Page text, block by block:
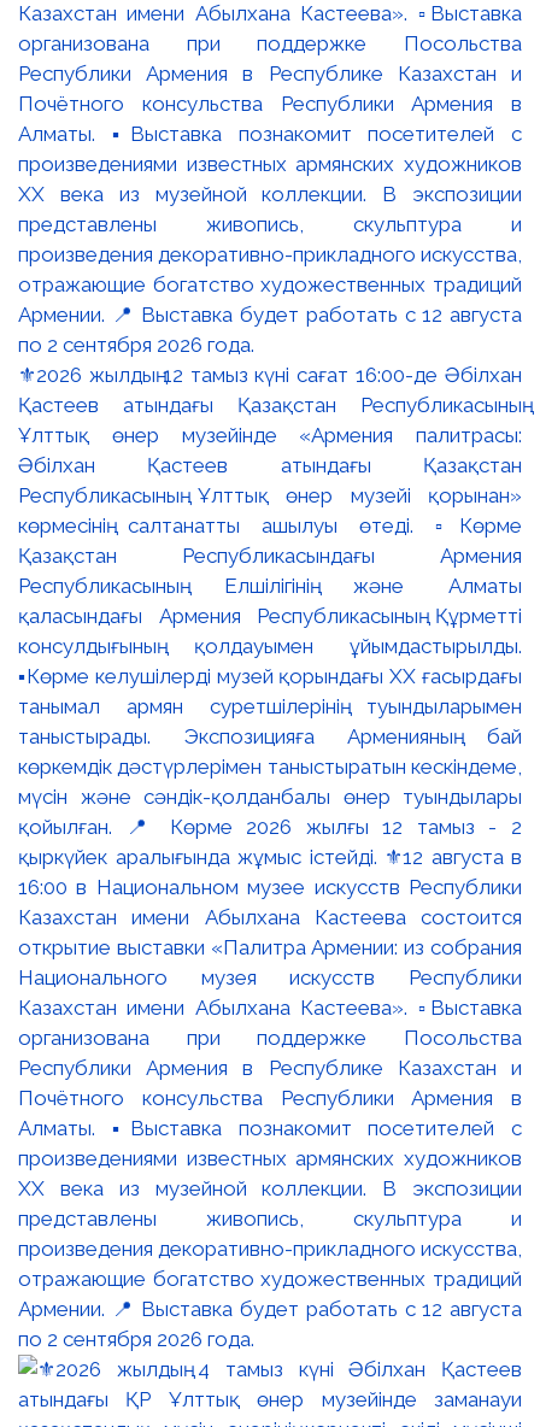
⚜️2026 жылдың 12 тамыз күні сағат 16:00-де Әбілхан
Қастеев атындағы Қазақстан Республикасының
Ұлттық өнер музейінде «Армения палитрасы:
Әбілхан Қастеев атындағы Қазақстан
Республикасының Ұлттық өнер музейі қорынан»
көрмесінің салтанатты ашылуы өтеді. ▫️Көрме
Қазақстан Республикасындағы Армения
Республикасының Елшілігінің және Алматы
қаласындағы Армения Республикасының Құрметті
консулдығының қолдауымен ұйымдастырылды.
▪️Көрме келушілерді музей қорындағы ХХ ғасырдағы
танымал армян суретшілерінің туындыларымен
таныстырады. Экспозицияға Арменияның бай
көркемдік дәстүрлерімен таныстыратын кескіндеме,
мүсін және сәндік-қолданбалы өнер туындылары
қойылған. 📍 Көрме 2026 жылғы 12 тамыз - 2
қыркүйек аралығында жұмыс істейді. ⚜️12 августа в
16:00 в Национальном музее искусств Республики
Казахстан имени Абылхана Кастеева состоится
открытие выставки «Палитра Армении: из собрания
Национального музея искусств Республики
Казахстан имени Абылхана Кастеева». ▫️Выставка
организована при поддержке Посольства
Республики Армения в Республике Казахстан и
Почётного консульства Республики Армения в
Алматы. ▪️Выставка познакомит посетителей с
произведениями известных армянских художников
XX века из музейной коллекции. В экспозиции
представлены живопись, скульптура и
произведения декоративно-прикладного искусства,
отражающие богатство художественных традиций
Армении. 📍 Выставка будет работать с 12 августа
по 2 сентября 2026 года.